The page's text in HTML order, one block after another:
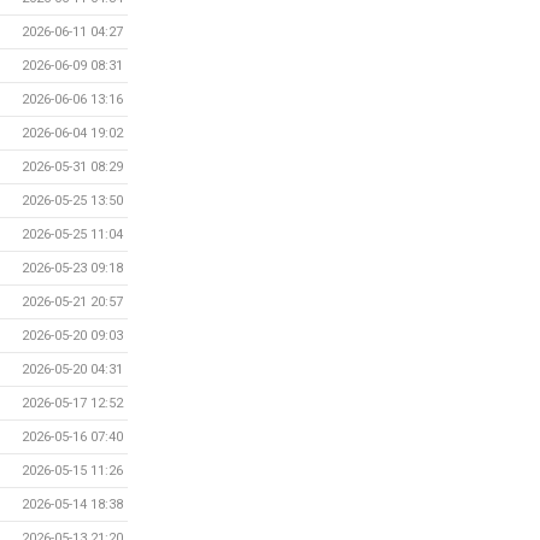
2026-06-11 04:27
2026-06-09 08:31
2026-06-06 13:16
2026-06-04 19:02
2026-05-31 08:29
2026-05-25 13:50
2026-05-25 11:04
2026-05-23 09:18
2026-05-21 20:57
2026-05-20 09:03
2026-05-20 04:31
2026-05-17 12:52
2026-05-16 07:40
2026-05-15 11:26
2026-05-14 18:38